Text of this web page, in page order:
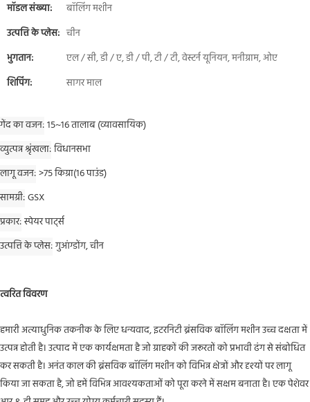
मॉडल संख्या:
बॉलिंग मशीन
उत्पत्ति के प्लेस: चीन
भुगतान:
एल / सी, डी / ए, डी / पी, टी / टी, वेस्टर्न यूनियन, मनीग्राम, ओए
शिपिंग:
सागर माल
गेंद का वजन 15~16 तालाब (व्यावसायिक)
व्युत्पन्न श्रृंखला विधानसभा
लागू वजन >75 किग्रा(16 पाउंड)
सामग्री GSX
प्रकार स्पेयर पार्ट्स
उत्पत्ति के प्लेस गुआंग्डोंग, चीन
त्वरित विवरण
हमारी अत्याधुनिक तकनीक के लिए धन्यवाद, इटरनिटी ब्रंसविक बॉलिंग मशीन उच्च दक्षता में
उत्पन्न होती है। उत्पाद में एक कार्यक्षमता है जो ग्राहकों की जरूरतों को प्रभावी ढंग से संबोधित
कर सकती है। अनंत काल की ब्रंसविक बॉलिंग मशीन को विभिन्न क्षेत्रों और दृश्यों पर लागू
किया जा सकता है, जो हमें विभिन्न आवश्यकताओं को पूरा करने में सक्षम बनाता है। एक पेशेवर